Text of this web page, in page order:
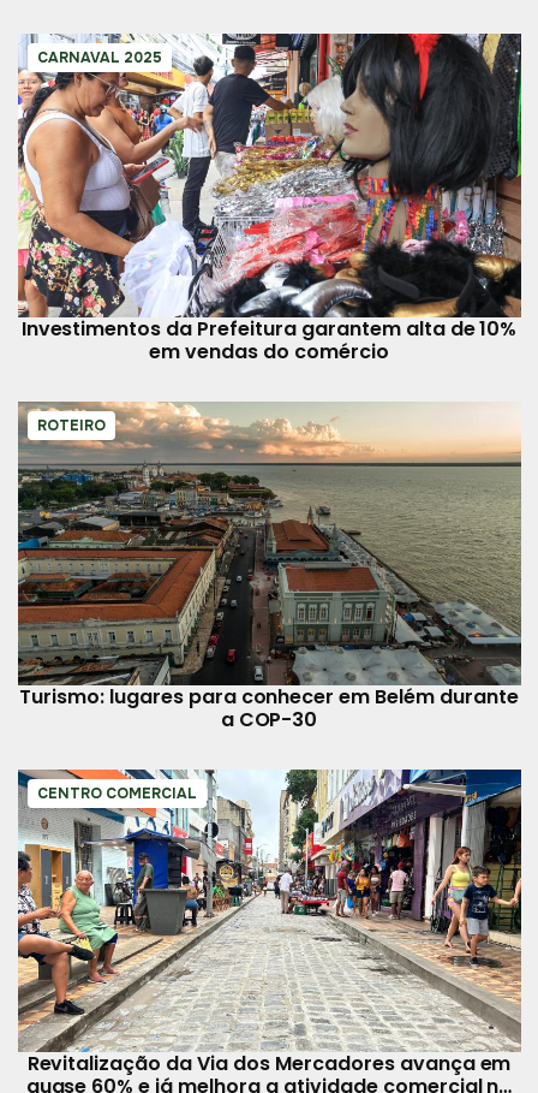
CARNAVAL 2025
Investimentos da Prefeitura garantem alta de 10%
em vendas do comércio
ROTEIRO
Turismo: lugares para conhecer em Belém durante
a COP-30
CENTRO COMERCIAL
Revitalização da Via dos Mercadores avança em
quase 60% e já melhora a atividade comercial na